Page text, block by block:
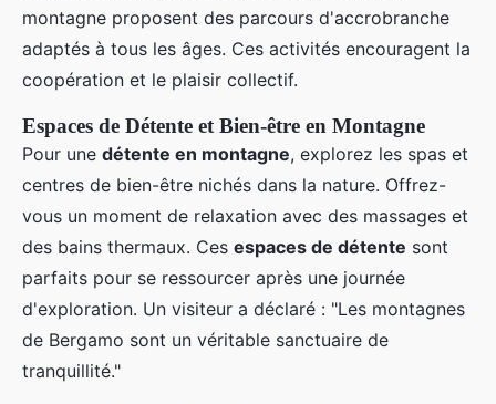
montagne proposent des parcours d'accrobranche
adaptés à tous les âges. Ces activités encouragent la
coopération et le plaisir collectif.
Espaces de Détente et Bien-être en Montagne
Pour une détente en montagne, explorez les spas et
centres de bien-être nichés dans la nature. Offrez-
vous un moment de relaxation avec des massages et
des bains thermaux. Ces espaces de détente sont
parfaits pour se ressourcer après une journée
d'exploration. Un visiteur a déclaré : "Les montagnes
de Bergamo sont un véritable sanctuaire de
tranquillité."